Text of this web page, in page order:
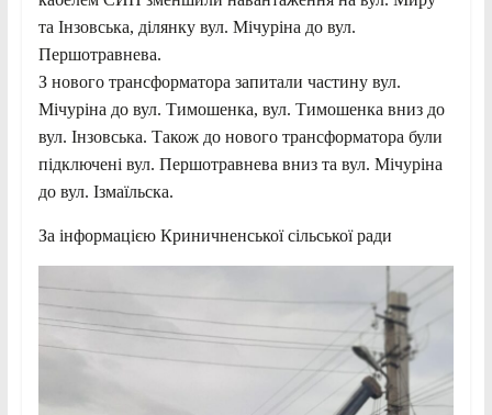
та Інзовська, ділянку вул. Мічуріна до вул.
Першотравнева.
З нового трансформатора запитали частину вул.
Мічуріна до вул. Тимошенка, вул. Тимошенка вниз до
вул. Інзовська. Також до нового трансформатора були
підключені вул. Першотравнева вниз та вул. Мічуріна
до вул. Ізмаїльска.
За інформацією Криничненської сільської ради